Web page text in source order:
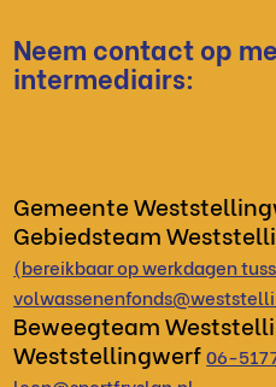
Neem contact op
intermediairs:
Gemeente
Gebiedsteam
(bereikbaar op werkdagen
Beweegteam
Weststellingwerf06-